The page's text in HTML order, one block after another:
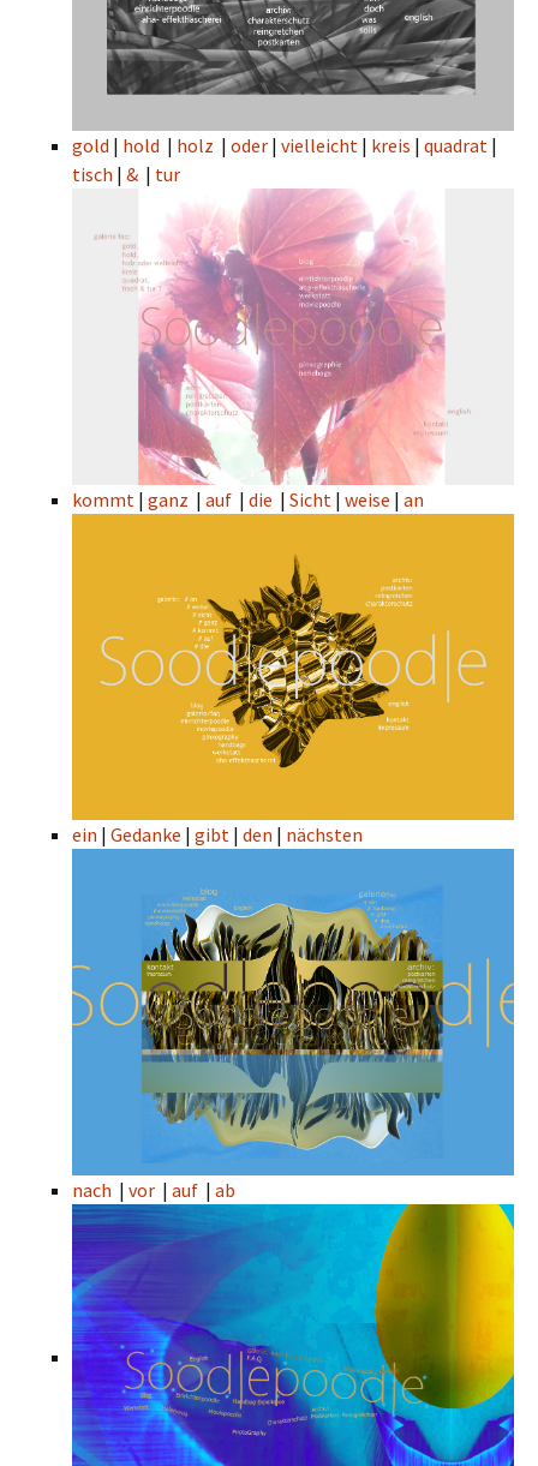
gold | hold | holz | oder | vielleicht | kreis | quadrat |
tisch | & | tur
kommt | ganz | auf | die | Sicht | weise | an
ein | Gedanke | gibt | den | nächsten
nach | vor | auf | ab